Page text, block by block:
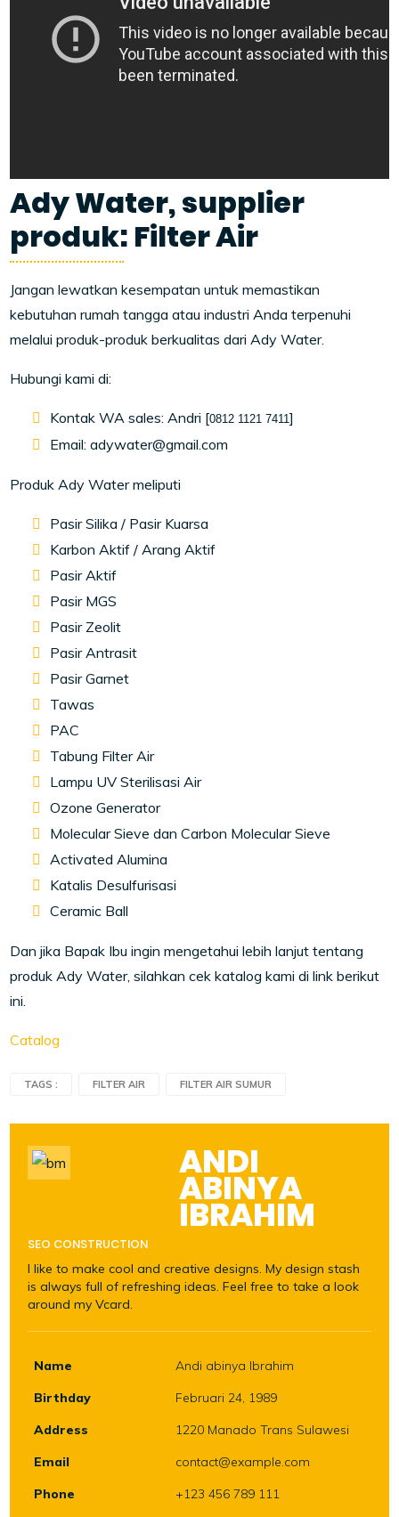
Ady Water, supplier
produk: Filter Air
Jangan lewatkan kesempatan untuk memastikan
kebutuhan rumah tangga atau industri Anda terpenuhi
melalui produk-produk berkualitas dari Ady Water.
Hubungi kami di:
Kontak WA sales: Andri [0812 1121 7411]
Email: adywater@gmail.com
Produk Ady Water meliputi
Pasir Silika / Pasir Kuarsa
Karbon Aktif / Arang Aktif
Pasir Aktif
Pasir MGS
Pasir Zeolit
Pasir Antrasit
Pasir Garnet
Tawas
PAC
Tabung Filter Air
Lampu UV Sterilisasi Air
Ozone Generator
Molecular Sieve dan Carbon Molecular Sieve
Activated Alumina
Katalis Desulfurisasi
Ceramic Ball
Dan jika Bapak Ibu ingin mengetahui lebih lanjut tentang
produk Ady Water, silahkan cek katalog kami di link berikut
ini.
Catalog
TAGS : FILTER AIR FILTER AIR SUMUR
ANDI
ABINYA
IBRAHIM
SEO CONSTRUCTION
I like to make cool and creative designs. My design stash
is always full of refreshing ideas. Feel free to take a look
around my Vcard.
Name
Andi abinya Ibrahim
Birthday
Februari 24, 1989
Address
1220 Manado Trans Sulawesi
Email
contact@example.com
Phone
+123 456 789 111